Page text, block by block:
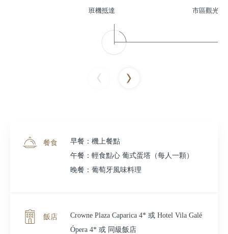
班機抵達 市區觀光
餐食
早餐：機上餐點
午餐：輕食點心 葡式蛋塔（每人一顆）
晚餐：葡萄牙風味料理
飯店
Crowne Plaza Caparica 4* 或 Hotel Vila Galé
Ópera 4* 或 同級飯店